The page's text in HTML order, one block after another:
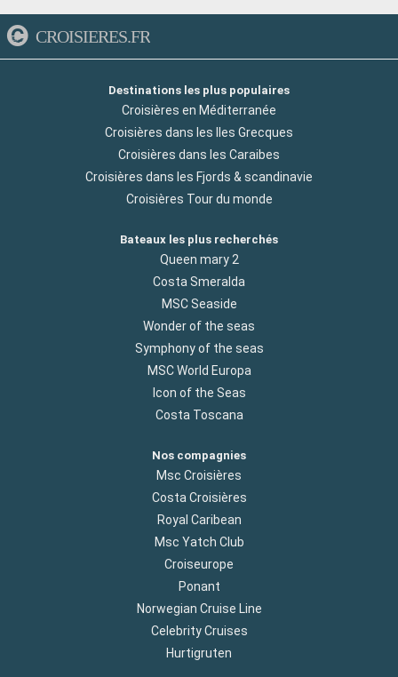
CROISIERES.FR
Destinations les plus populaires
Croisières en Méditerranée
Croisières dans les Iles Grecques
Croisières dans les Caraibes
Croisières dans les Fjords & scandinavie
Croisières Tour du monde
Bateaux les plus recherchés
Queen mary 2
Costa Smeralda
MSC Seaside
Wonder of the seas
Symphony of the seas
MSC World Europa
Icon of the Seas
Costa Toscana
Nos compagnies
Msc Croisières
Costa Croisières
Royal Caribean
Msc Yatch Club
Croiseurope
Ponant
Norwegian Cruise Line
Celebrity Cruises
Hurtigruten